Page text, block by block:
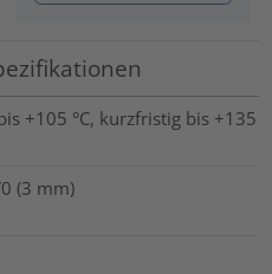
+105 °C, kurzfristig bis +135
(3 mm)